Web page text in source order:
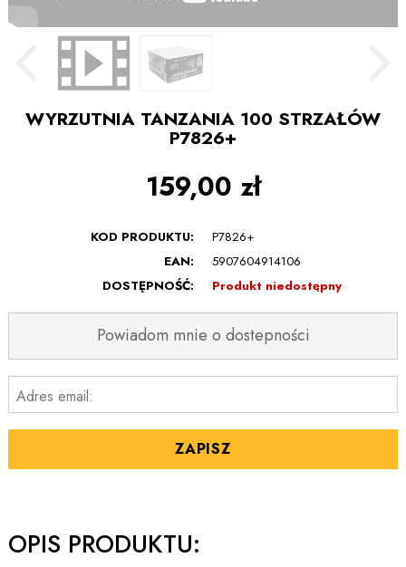
WYRZUTNIA TANZANIA 100 STRZAŁÓW
P7826+
159,00 zł
KOD PRODUKTU:
P7826+
EAN:
5907604914106
DOSTĘPNOŚĆ:
Produkt niedostępny
Powiadom mnie o dostepności
Adres email:
ZAPISZ
OPIS PRODUKTU: